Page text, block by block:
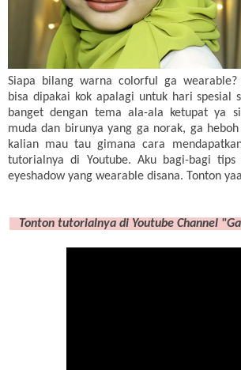
Siapa bilang warna colorful ga wearable?
bisa dipakai kok apalagi untuk hari spesial
banget dengan tema ala-ala ketupat ya
muda dan birunya yang ga norak, ga
kalian mau tau gimana cara
tutorialnya di Youtube. Aku bagi-bagi tips
eyeshadow yang wearable disana. Tonton yaa
Tonton tutorialnya di Youtube Channel